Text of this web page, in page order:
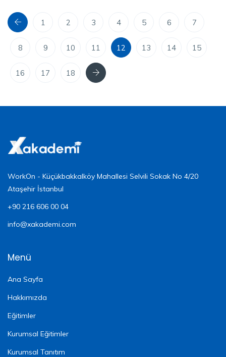
Önceki1 2 3 4 5 6 7
8 9 10 11 12 13 14 15
16 17 18 Sonraki
WorkOn - Küçükbakkalköy Mahallesi Selvili Sokak No 4/20
Ataşehir İstanbul
+90 216 606 00 04
info@xakademi.com
Menü
Ana Sayfa
Hakkımızda
Eğitimler
Kurumsal Eğitimler
Kurumsal Tanıtım